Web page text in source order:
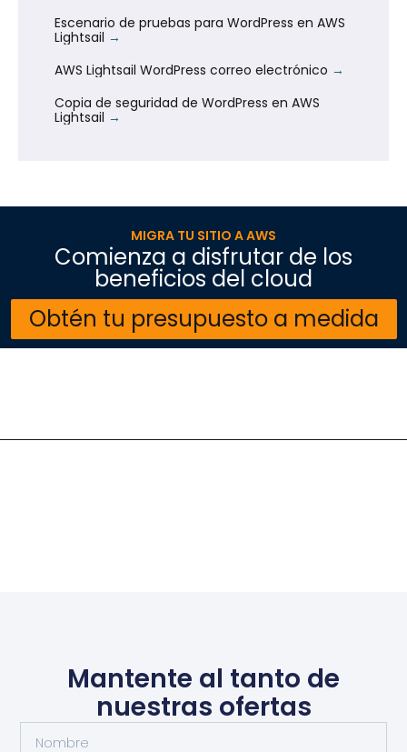
Escenario de pruebas para WordPress en AWS
Lightsail
AWS Lightsail WordPress correo electrónico
Copia de seguridad de WordPress en AWS
Lightsail
MIGRA TU SITIO A AWS
Comienza a disfrutar de los
beneficios del cloud​
Obtén tu presupuesto a medida
Mantente al tanto de
nuestras ofertas